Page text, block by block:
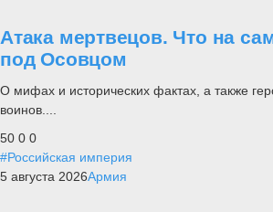
Атака мертвецов. Что на
под Осовцом
О мифах и исторических фактах, а также
воинов....
50 0 0
#Российская империя
5 августа 2026Армия